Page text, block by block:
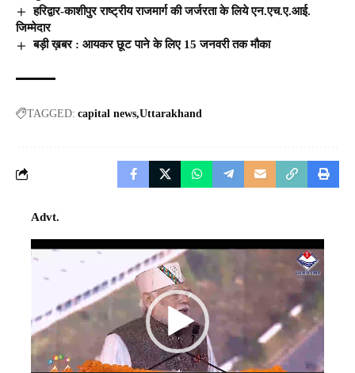
हरिद्वार-काशीपुर राष्ट्रीय राजमार्ग की जर्जरता के लिये एन.एच.ए.आई.
जिम्मेदार
बड़ी ख़बर : आयकर छूट पाने के लिए 15 जनवरी तक मौका
TAGGED: capital news Uttarakhand
Advt.
Video